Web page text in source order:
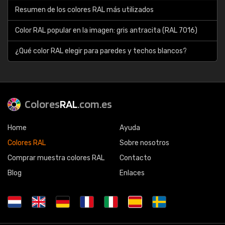
Resumen de los colores RAL más utilizados
Color RAL popular en la imagen: gris antracita (RAL 7016)
¿Qué color RAL elegir para paredes y techos blancos?
ColoresRAL.com.es
Home
Colores RAL
Comprar muestra colores RAL
Blog
Ayuda
Sobre nosotros
Contacto
Enlaces